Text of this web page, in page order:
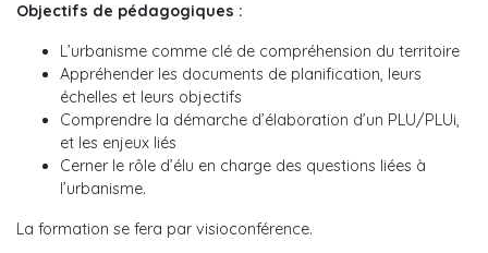
Objectifs de pédagogiques :
L’urbanisme comme clé de compréhension du territoire
Appréhender les documents de planification, leurs
échelles et leurs objectifs
Comprendre la démarche d’élaboration d’un PLU/PLUi,
et les enjeux liés
Cerner le rôle d’élu en charge des questions liées à
l’urbanisme.
La formation se fera par visioconférence.